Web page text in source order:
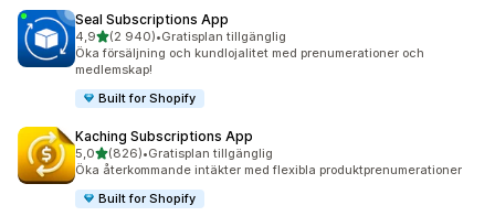
Seal Subscriptions App
4,9av 5 stjärnor
(2 940)
2940 recensioner totalt
•Gratisplan tillgänglig
Öka försäljning och kundlojalitet med prenumerationer och
medlemskap!
Built for Shopify
Kaching Subscriptions App
5,0av 5 stjärnor
(826)
826 recensioner totalt
•Gratisplan tillgänglig
Öka återkommande intäkter med flexibla produktprenumerationer
Built for Shopify